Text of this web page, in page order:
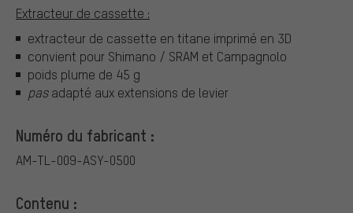
Extracteur de cassette :
extracteur de cassette en titane imprimé en 3D
convient pour Shimano / SRAM et Campagnolo
poids plume de 45 g
pasadapté aux extensions de levier
Numéro du fabricant :
AM-TL-009-ASY-0500
Contenu :